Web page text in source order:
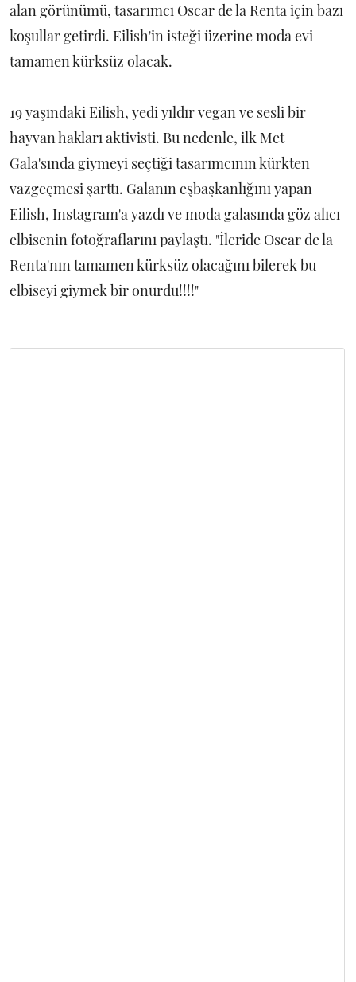
alan görünümü, tasarımcı Oscar de la Renta için bazı
koşullar getirdi. Eilish'in isteği üzerine moda evi
tamamen kürksüz olacak.
19 yaşındaki Eilish, yedi yıldır vegan ve sesli bir
hayvan hakları aktivisti. Bu nedenle, ilk Met
Gala'sında giymeyi seçtiği tasarımcının kürkten
vazgeçmesi şarttı. Galanın eşbaşkanlığını yapan
Eilish, Instagram'a yazdı ve moda galasında göz alıcı
elbisenin fotoğraflarını paylaştı. "İleride Oscar de la
Renta'nın tamamen kürksüz olacağını bilerek bu
elbiseyi giymek bir onurdu!!!!"